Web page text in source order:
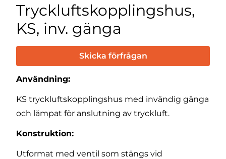
Tryckluftskopplingshus,
KS, inv. gänga
Skicka förfrågan
Användning:
KS tryckluftskopplingshus med invändig gänga
och lämpat för anslutning av tryckluft.
Konstruktion:
Utformat med ventil som stängs vid